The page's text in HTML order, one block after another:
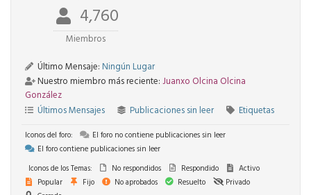
4,760
Miembros
Último Mensaje: Ningún Lugar
Nuestro miembro más reciente:Juanxo Olcina Olcina
González
Últimos Mensajes
Publicaciones sin leer Etiquetas
Iconos del foro:
El foro no contiene publicaciones sin leer
El foro contiene publicaciones sin leer
Iconos de los Temas:
No respondidos Respondido
Activo
Popular
Fijo No aprobados Resuelto
Privado